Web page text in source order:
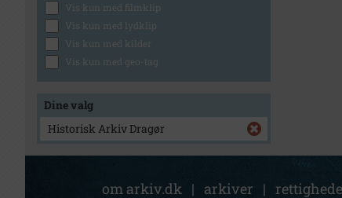
Vis kun med filmklip
Vis kun med lydklip
Vis kun med kilder
Vis kun med geo-tag
Dine valg
Historisk Arkiv Dragør
om arkiv.dk | arkiver |